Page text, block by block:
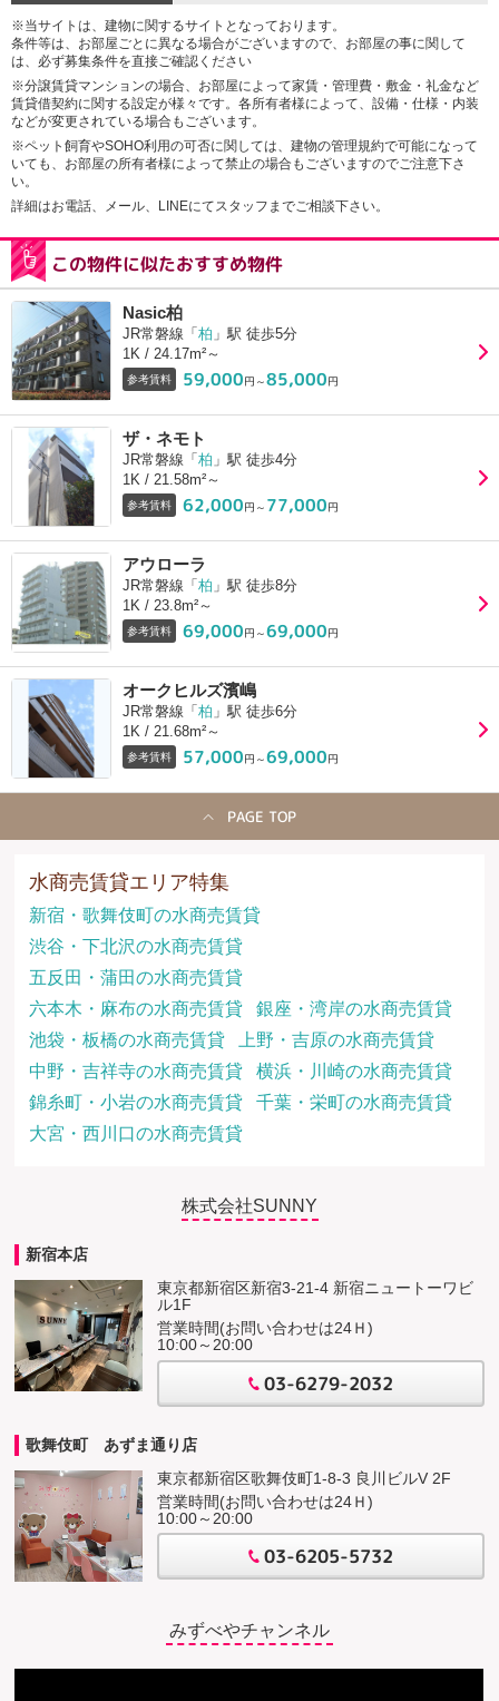
※当サイトは、建物に関するサイトとなっております。
条件等は、お部屋ごとに異なる場合がございますので、お部屋の事に関して
は、必ず募集条件を直接ご確認ください
※分譲賃貸マンションの場合、お部屋によって家賃・管理費・敷金・礼金など
賃貸借契約に関する設定が様々です。各所有者様によって、設備・仕様・内装
などが変更されている場合もございます。
※ペット飼育やSOHO利用の可否に関しては、建物の管理規約で可能になって
いても、お部屋の所有者様によって禁止の場合もございますのでご注意下さ
い。
詳細はお電話、メール、LINEにてスタッフまでご相談下さい。
この物件に似たおすすめ物件
Nasic柏
JR常磐線「 柏 」駅 徒歩5分
1K / 24.17m²～
参考賃料 59,000円～85,000円
ザ・ネモト
JR常磐線「 柏 」駅 徒歩4分
1K / 21.58m²～
参考賃料 62,000円～ 77,000円
アウローラ
JR常磐線「 柏 」駅 徒歩8分
1K / 23.8m²～
参考賃料 69,000円～69,000円
オークヒルズ濱嶋
JR常磐線「 柏 」駅 徒歩6分
1K / 21.68m²～
参考賃料 57,000円～69,000円
PAGE TOP
水商売賃貸エリア特集
新宿・歌舞伎町の水商売賃貸
渋谷・下北沢の水商売賃貸
五反田・蒲田の水商売賃貸
六本木・麻布の水商売賃貸
銀座・湾岸の水商売賃貸
池袋・板橋の水商売賃貸
上野・吉原の水商売賃貸
中野・吉祥寺の水商売賃貸
横浜・川崎の水商売賃貸
錦糸町・小岩の水商売賃貸
千葉・栄町の水商売賃貸
大宮・西川口の水商売賃貸
株式会社SUNNY
新宿本店
東京都新宿区新宿3-21-4 新宿ニュートーワビ
ル1F
営業時間(お問い合わせは24Ｈ)
10:00～20:00
03-6279-2032
歌舞伎町 あずま通り店
東京都新宿区歌舞伎町1-8-3 良川ビルV 2F
営業時間(お問い合わせは24Ｈ)
10:00～20:00
03-6205-5732
みずべやチャンネル